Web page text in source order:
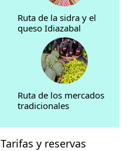
Ruta de la sidra y el
queso Idiazabal
Ruta de los mercados
tradicionales
Tarifas y reservas